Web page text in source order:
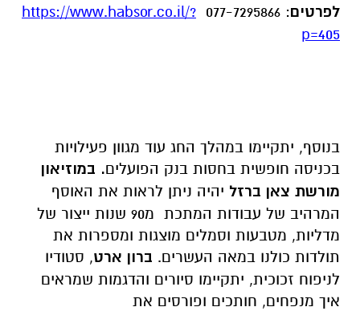
לפרטים: 077-7295866
https://www.habsor.co.il/?
p=405
בנוסף, יתקיימו במהלך החג עוד מגוון פעילויות
בכניסה חופשית בחסות בנק הפועלים. במוזיאון
מורשת צאן ברזל יהיה ניתן לראות את האוסף
המרהיב של עבודות המתכת מ90 שנות ייצור של
מדליות, מטבעות וסמלים מוצגות ומספרות את
תולדות כולנו במאה העשרים. ברון ארט, סטודיו
לניפוח זכוכית, יתקיימו סיורים והדגמות שמראים
איך מנפחים, חותכים ופורסים את